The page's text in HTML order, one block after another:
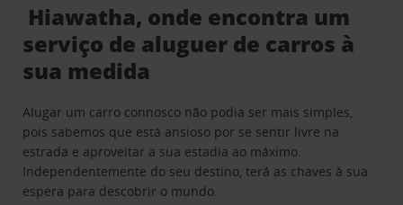
Hiawatha, onde encontra um
serviço de aluguer de carros à
sua medida
Alugar um carro connosco não podia ser mais simples,
pois sabemos que está ansioso por se sentir livre na
estrada e aproveitar a sua estadia ao máximo.
Independentemente do seu destino, terá as chaves à sua
espera para descobrir o mundo.